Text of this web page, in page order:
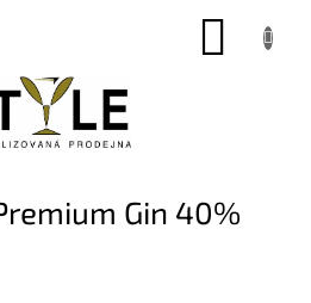
Gin 40%